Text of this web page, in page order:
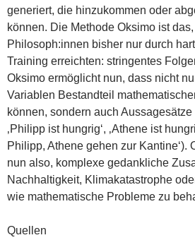
generiert, die hinzukommen oder
können. Die Methode Oksimo ist
Philosoph:innen bisher nur durch
Training erreichten: stringentes
Oksimo ermöglicht nun, dass nicht
Variablen Bestandteil
können, sondern auch Aussagesätze
‚Philipp ist hungrig‘, ‚Athene ist
Philipp, Athene gehen zur Kantine‘).
nun also, komplexe gedankliche
Nachhaltigkeit, Klimakatastrophe
wie mathematische Probleme zu
Quellen